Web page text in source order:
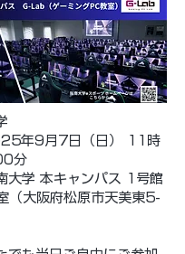
年9月7日（日） 11時
分
大学 本キャンパス 1号館
（大阪府松原市天美東5-